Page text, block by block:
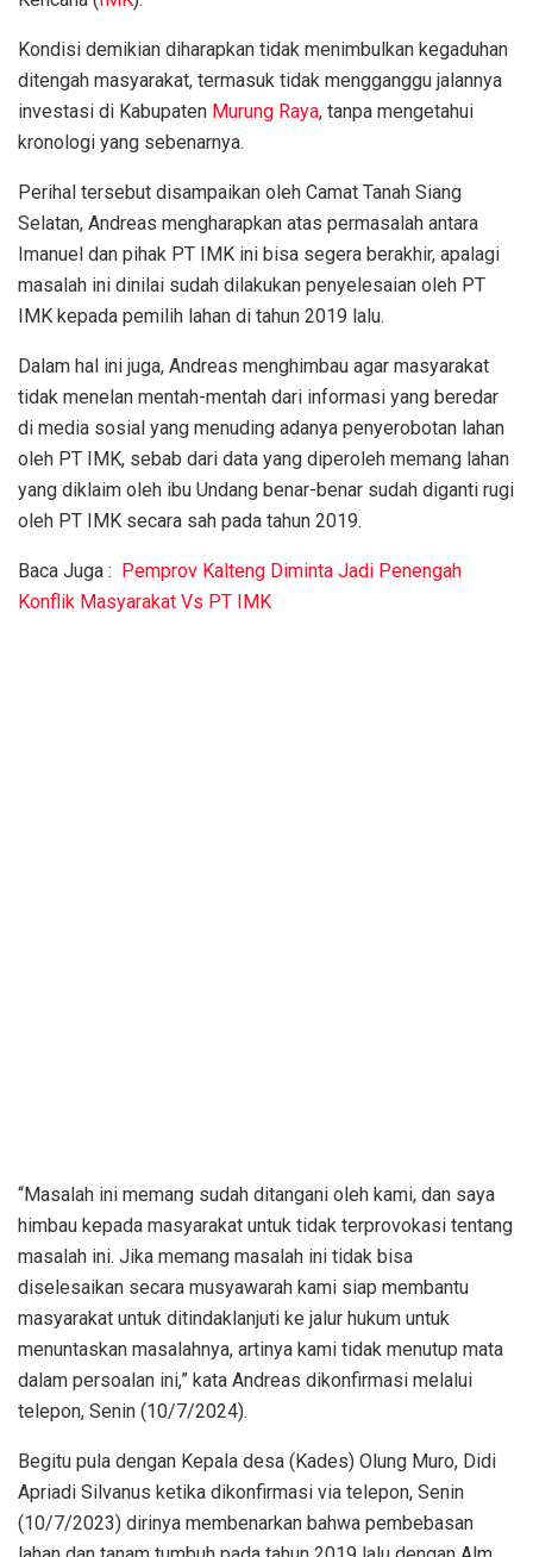
Kondisi demikian diharapkan tidak menimbulkan kegaduhan
ditengah masyarakat, termasuk tidak mengganggu jalannya
investasi di Kabupaten Murung Raya, tanpa mengetahui
kronologi yang sebenarnya.
Perihal tersebut disampaikan oleh Camat Tanah Siang
Selatan, Andreas mengharapkan atas permasalah antara
Imanuel dan pihak PT IMK ini bisa segera berakhir, apalagi
masalah ini dinilai sudah dilakukan penyelesaian oleh PT
IMK kepada pemilih lahan di tahun 2019 lalu.
Dalam hal ini juga, Andreas menghimbau agar masyarakat
tidak menelan mentah-mentah dari informasi yang beredar
di media sosial yang menuding adanya penyerobotan lahan
oleh PT IMK, sebab dari data yang diperoleh memang lahan
yang diklaim oleh ibu Undang benar-benar sudah diganti rugi
oleh PT IMK secara sah pada tahun 2019.
Baca Juga : Pemprov Kalteng Diminta Jadi Penengah
Konflik Masyarakat Vs PT IMK
“Masalah ini memang sudah ditangani oleh kami, dan saya
himbau kepada masyarakat untuk tidak terprovokasi tentang
masalah ini. Jika memang masalah ini tidak bisa
diselesaikan secara musyawarah kami siap membantu
masyarakat untuk ditindaklanjuti ke jalur hukum untuk
menuntaskan masalahnya, artinya kami tidak menutup mata
dalam persoalan ini,” kata Andreas dikonfirmasi melalui
telepon, Senin (10/7/2024).
Begitu pula dengan Kepala desa (Kades) Olung Muro, Didi
Apriadi Silvanus ketika dikonfirmasi via telepon, Senin
(10/7/2023) dirinya membenarkan bahwa pembebasan